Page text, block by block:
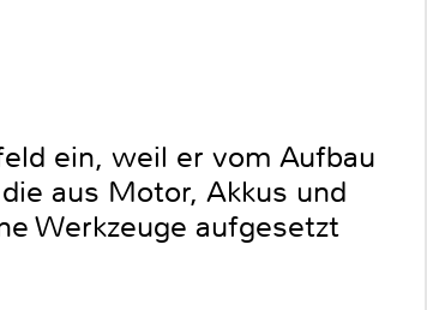
ein, weil er vom Aufbau
aus Motor, Akkus und
Werkzeuge aufgesetzt